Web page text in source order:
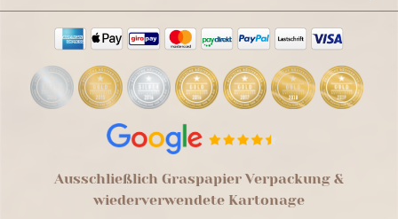
Ausschließlich Graspapier Verpackung &
wiederverwendete Kartonage